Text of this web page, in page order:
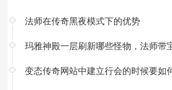
法师在传奇黑夜模式下的优势
变态传奇网站中建立行会的时候要如